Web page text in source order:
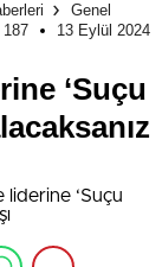
Genel
187
13 Eylül 2024
‘Suçu